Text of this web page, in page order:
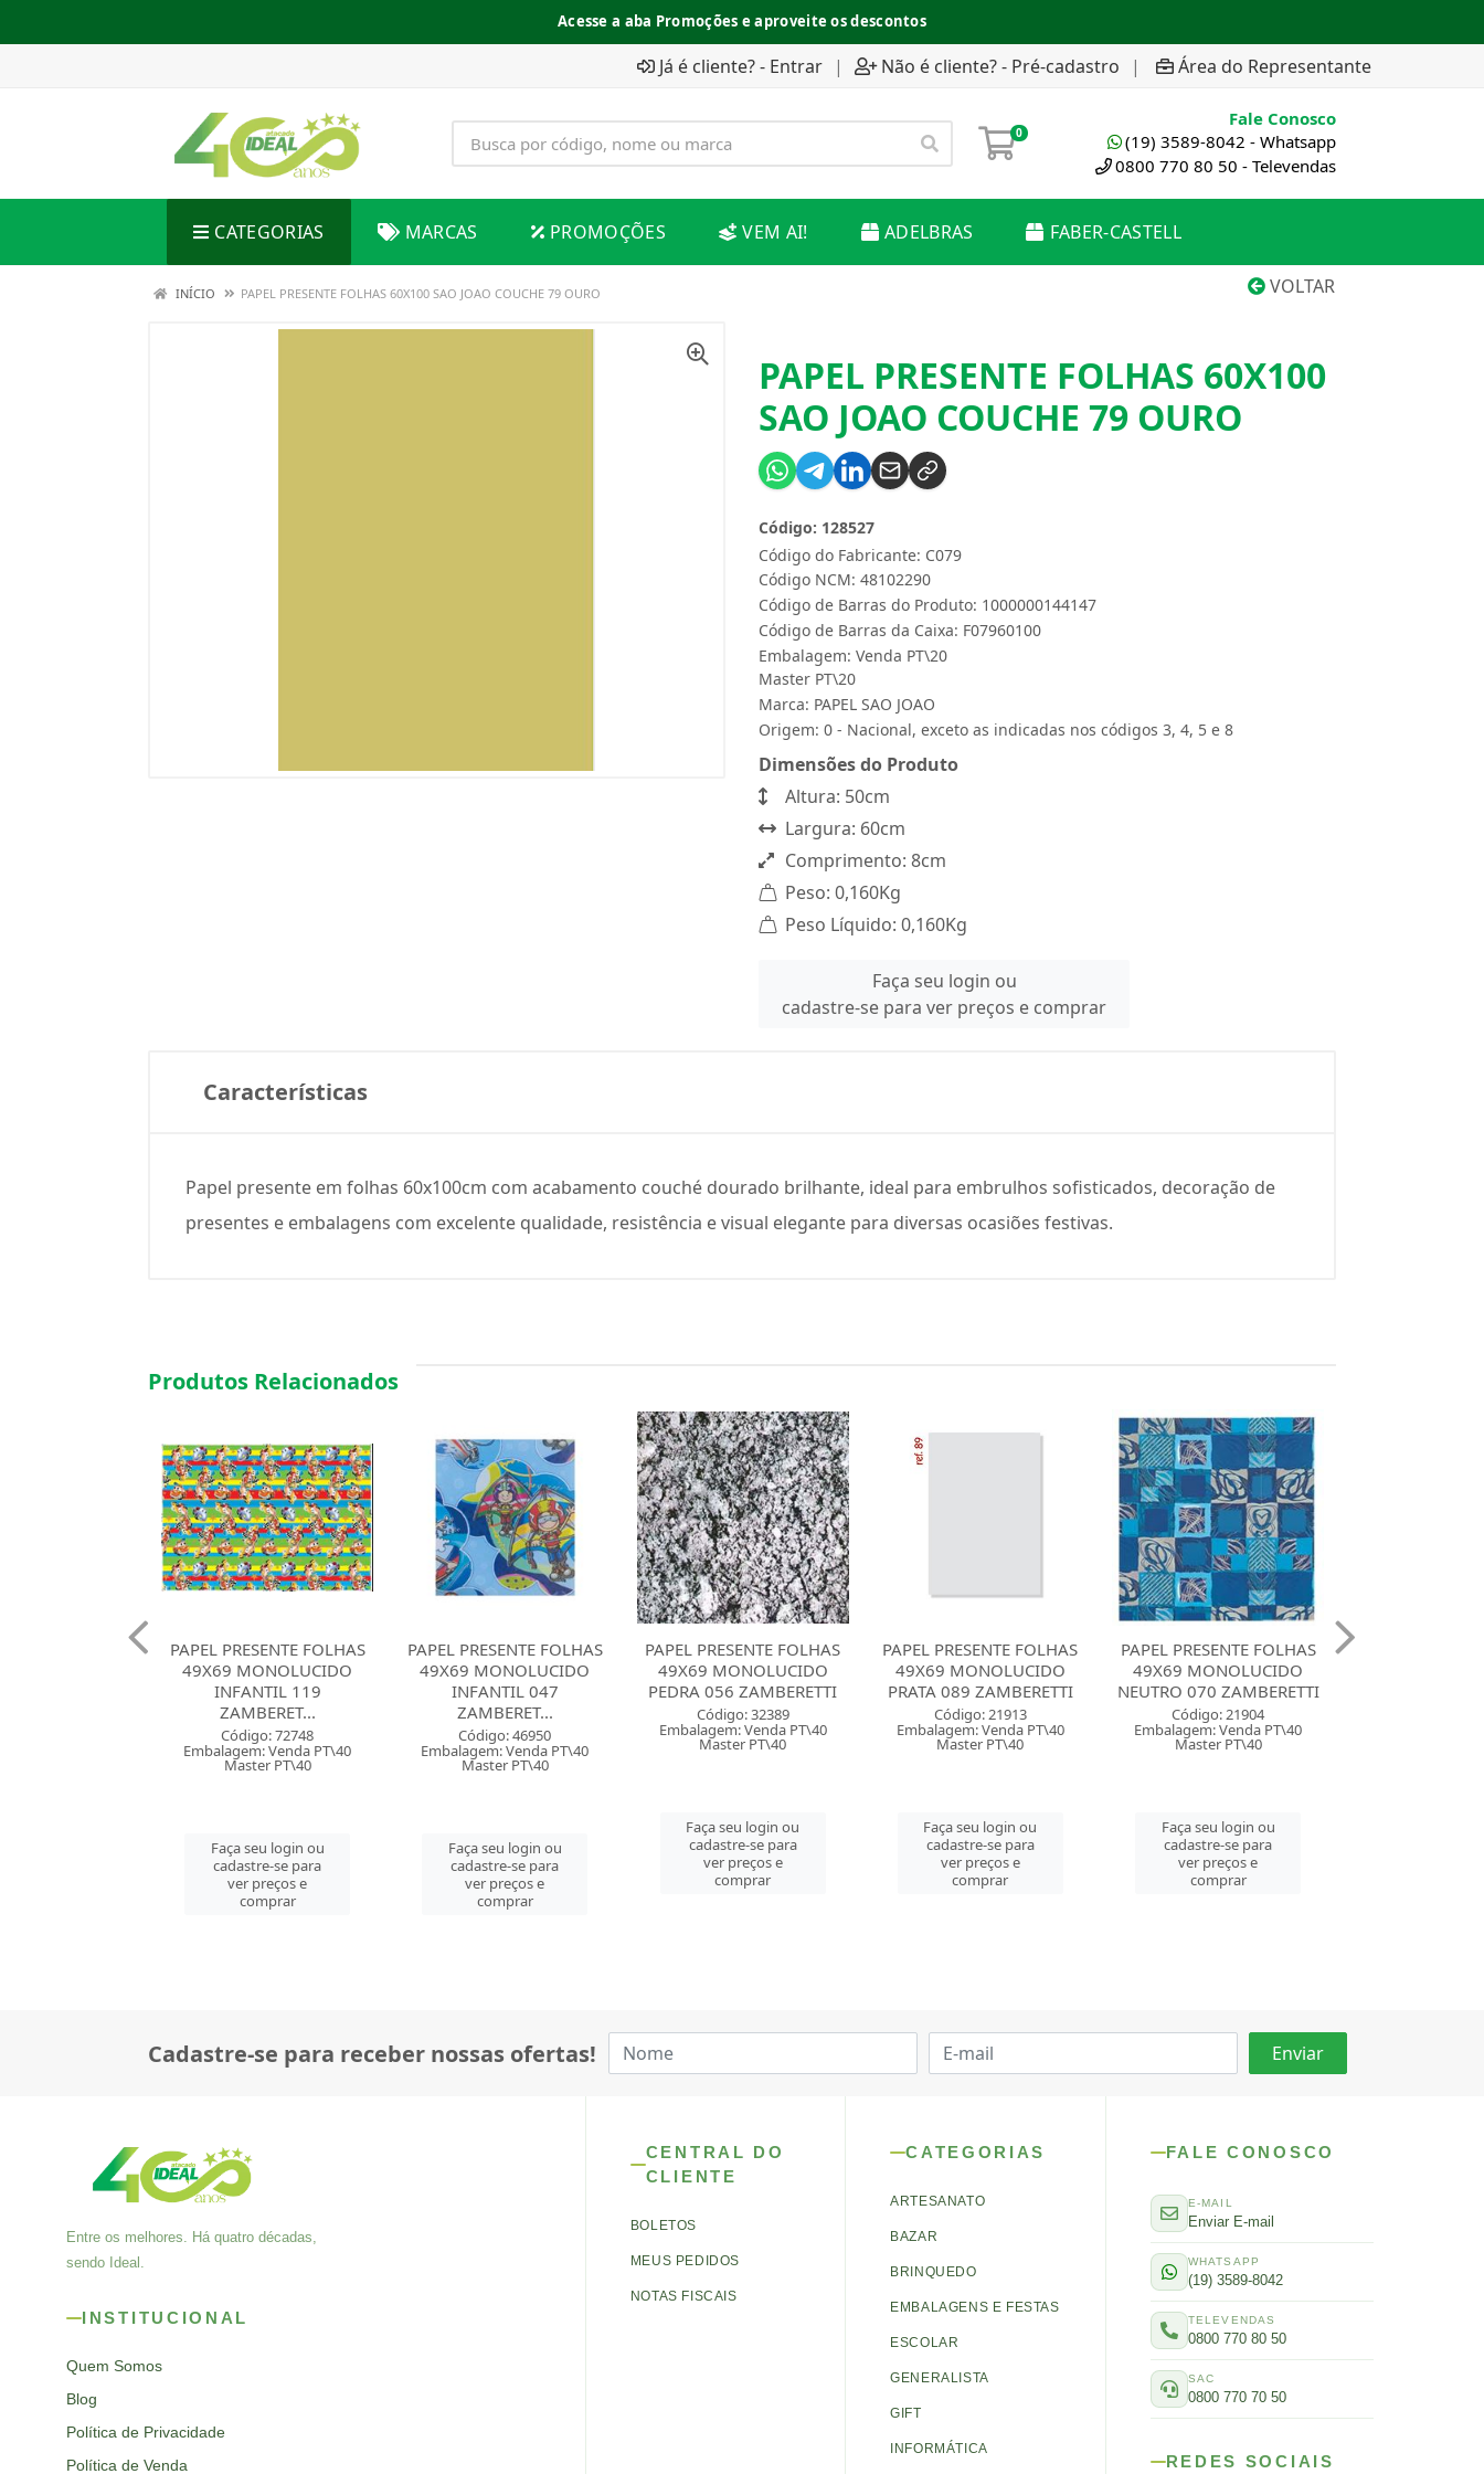
Acesse a aba Promoções e aproveite os descontos
Já é cliente? - Entrar | Não é cliente? - Pré-cadastro | Área do Representante
0
Fale Conosco
(19) 3589-8042 - Whatsapp
0800 770 80 50 - Televendas
CATEGORIAS MARCAS PROMOÇÕES VEM AI! ADELBRAS FABER-CASTELL
VOLTAR
INÍCIO PAPEL PRESENTE FOLHAS 60X100 SAO JOAO COUCHE 79 OURO
PAPEL PRESENTE FOLHAS 60X100
SAO JOAO COUCHE 79 OURO
Código do Fabricante: C079
Código: 128527
Código NCM: 48102290
Código de Barras do Produto: 1000000144147
Código de Barras da Caixa: F07960100
Embalagem: Venda PT\20
Master PT\20
Marca: PAPEL SAO JOAO
Origem: 0 - Nacional, exceto as indicadas nos códigos 3, 4, 5 e 8
Dimensões do Produto
Altura: 50cm
Largura: 60cm
Comprimento: 8cm
Peso: 0,160Kg
Peso Líquido: 0,160Kg
Faça seu login ou
cadastre-se para ver preços e comprar
Características
Papel presente em folhas 60x100cm com acabamento couché dourado brilhante, ideal para embrulhos sofisticados, decoração de
presentes e embalagens com excelente qualidade, resistência e visual elegante para diversas ocasiões festivas.
Produtos Relacionados
PAPEL PRESENTE FOLHAS
49X69 MONOLUCIDO
INFANTIL 047
ZAMBERET...
Código: 46950
Embalagem: Venda PT\40
Master PT\40
Faça seu login ou
cadastre-se para
ver preços e
comprar
PAPEL PRESENTE FOLHAS
49X69 MONOLUCIDO
PEDRA 056 ZAMBERETTI
Código: 32389
Embalagem: Venda PT\40
Master PT\40
cadastre-se para
ver preços e
comprar
PAPEL PRESENTE FOLHAS
49X69 MONOLUCIDO
PRATA 089 ZAMBERETTI
Código: 21913
Embalagem: Venda PT\40
Master PT\40
Faça seu login ou
cadastre-se para
ver preços e
comprar
PAPEL PRESENTE FOLHAS
49X69 MONOLUCIDO
NEUTRO 070 ZAMBERETTI
Código: 21904
Embalagem: Venda PT\40
Master PT\40
Faça seu login ou
cadastre-se para
ver preços e
comprar
PAPEL PRESENTE FOLHAS
50X60 GESSELE
FEMININO 234 COUCHE
Código: 164758
Embalagem: Venda PT\40
Master CM\400
Faça seu login ou
cadastre-se para
ver preços e
comprar
Cadastre-se para receber nossas ofertas!
Entre os melhores. Há quatro décadas,
sendo Ideal.
INSTITUCIONAL
Quem Somos
Blog
Política de Privacidade
Política de Venda
CENTRAL DO
CLIENTE
BOLETOS
MEUS PEDIDOS
NOTAS FISCAIS
CATEGORIAS
ARTESANATO
BAZAR
BRINQUEDO
EMBALAGENS E FESTAS
ESCOLAR
GENERALISTA
GIFT
INFORMÁTICA
FALE CONOSCO
E-MAIL
Enviar E-mail
WHATSAPP
(19) 3589-8042
TELEVENDAS
0800 770 80 50
SAC
0800 770 70 50
REDES SOCIAIS